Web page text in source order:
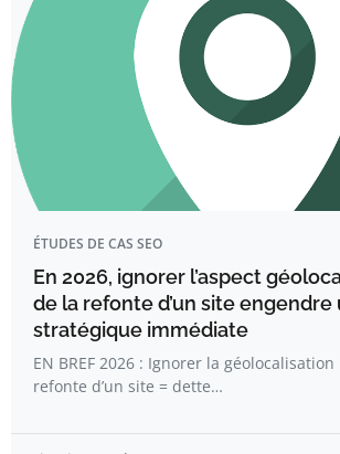
ÉTUDES DE CAS SEO
En 2026, ignorer l’aspect
de la refonte d’un site
stratégique immédiate
EN BREF 2026 : Ignorer la
refonte d’un site = dette…